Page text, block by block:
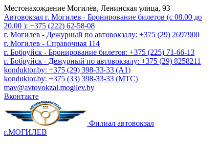
Местонахождение Могилёв, Ленинская улица, 93
Автовокзал г. Могилев - Бронирование билетов (с 08.00 до
20.00 ): +375 (222) 62-58-08
г. Могилев - Дежурный по автовокзалу: +375 (29) 2697900
г. Могилев - Справочная 114
г. Бобруйск - Бронирование билетов: +375 (225) 71-66-13
г. Бобруйск - Дежурный по автовокзалу: +375 (29) 8258211
konduktor.by: +375 (29) 398-33-33 (A1)
konduktor.by: +375 (33) 398-33-33 (МТС)
mav@avtovokzal.mogilev.by
Вконтакте
Филиал автовокзал
г.МОГИЛЕВ